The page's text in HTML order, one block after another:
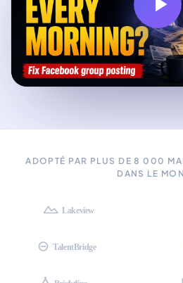
Communauté des
12 k membres
ADOPTÉ PAR PLUS DE 8 000
DANS LE
Lakeview
TalentBridge